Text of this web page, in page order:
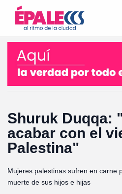
Shuruk Duqqa:
acabar con el
Palestina"
Mujeres palestinas sufren en carne
muerte de sus hijos e hijas